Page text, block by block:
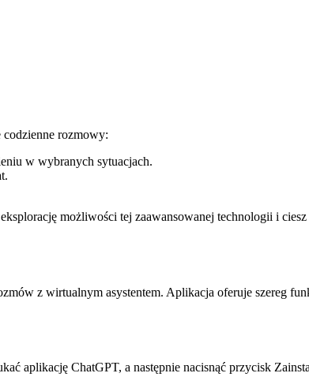
rozmowy:
w wybranych sytuacjach.
możliwości tej zaawansowanej technologii i
z wirtualnym asystentem. Aplikacja oferuje szereg
aplikację ChatGPT, a następnie nacisnąć przycisk